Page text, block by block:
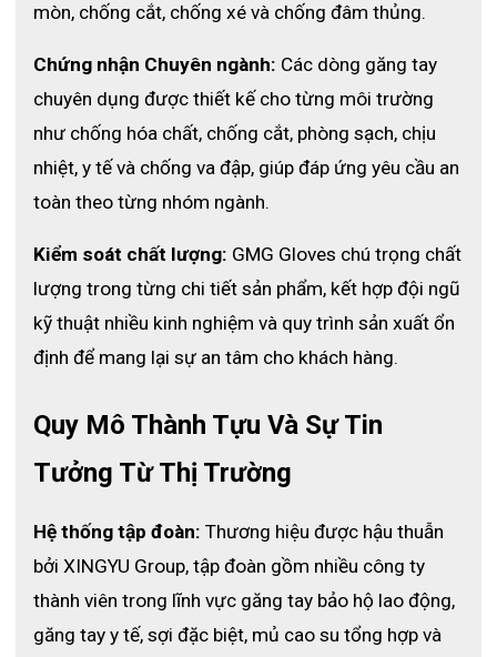
Đặc điểm găng tay chống cắt cấp độ 5
3. Ứng dụng trong nhiều ngành nghề:
🔹Gia công cơ khí – sắt thép: Chống cắt khi tiếp xúc cạnh bén,
🔹Sản xuất ô tô, điện tử: Giữ linh kiện nhỏ, thao tác không trượt
tay
🔹Lắp ráp, chế tạo máy móc: Cầm nắm phôi dễ dàng, tránh tai
nạn máy móc
🔹Bảo trì, sửa chữa: Tăng độ an toàn khi tiếp xúc thiết bị nguy
hiểm
mòn, chống cắt, chống xé và chống đâm thủng.
Chứng nhận Chuyên ngành: Các dòng găng tay
chuyên dụng được thiết kế cho từng môi trường
như chống hóa chất, chống cắt, phòng sạch, chịu
nhiệt, y tế và chống va đập, giúp đáp ứng yêu cầu an
toàn theo từng nhóm ngành.
Kiểm soát chất lượng: GMG Gloves chú trọng chất
lượng trong từng chi tiết sản phẩm, kết hợp đội ngũ
kỹ thuật nhiều kinh nghiệm và quy trình sản xuất ổn
định để mang lại sự an tâm cho khách hàng.
Quy Mô Thành Tựu Và Sự Tin
Tưởng Từ Thị Trường
Hệ thống tập đoàn: Thương hiệu được hậu thuẫn
bởi XINGYU Group, tập đoàn gồm nhiều công ty
thành viên trong lĩnh vực găng tay bảo hộ lao động,
găng tay y tế, sợi đặc biệt, mủ cao su tổng hợp và